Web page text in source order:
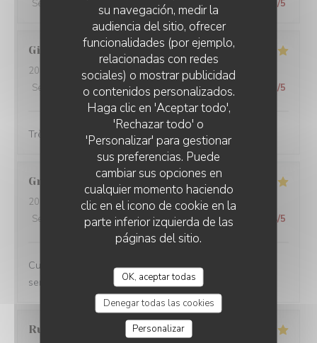
su navegación, medir la
audiencia del sitio, ofrecer
funcionalidades (por ejemplo,
relacionadas con redes
sociales) o mostrar publicidad
o contenidos personalizados.
Haga clic en 'Aceptar todo',
'Rechazar todo' o
'Personalizar' para gestionar
sus preferencias. Puede
cambiar sus opciones en
cualquier momento haciendo
clic en el icono de cookie en la
parte inferior izquierda de las
páginas del sitio.
OK, aceptar todas
Denegar todas las cookies
Personalizar
Servicio
Menú Calidad / Precio /5
Gilles
2026-06-23
- 12:30 - Invitados 5
Servicio
/5 Ambiente:5/5 Menú:5/5 Calidad / Precio /5
Très bon et très convivial
Grégoire
2026-06-18 - 20:45 - Invitados 2
Servicio
/5 Ambiente:5/5 Menú: 5/5 Calidad / Precio 4/5
Cuisine créative et de qualité, ambiance conviviale et
service impeccable, je recommande sans hésiter.
Rudy